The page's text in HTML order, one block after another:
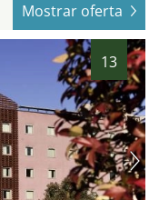
Mostrar oferta
13